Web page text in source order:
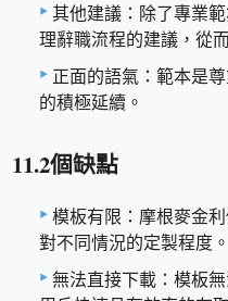
其他建議：除了專業
理辭職流程的建議，從
正面的語氣：範本是
的積極延續。
11.2個缺點
模板有限：摩根麥金
對不同情況的定製程度。
無法直接下載：模板